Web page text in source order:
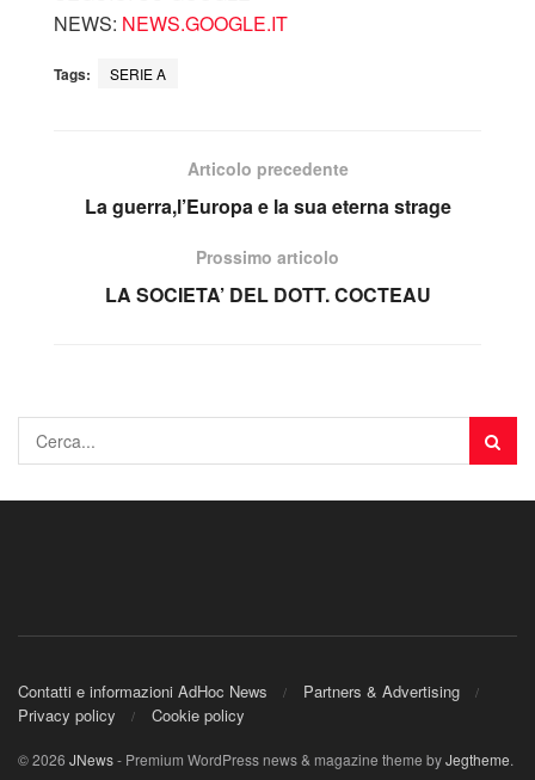
NEWS: NEWS.GOOGLE.IT
Tags: SERIE A
Articolo precedente
La guerra,l’Europa e la sua eterna strage
Prossimo articolo
LA SOCIETA’ DEL DOTT. COCTEAU
Contatti e informazioni AdHoc News
Partners & Advertising
Privacy policy
Cookie policy
© 2026 JNews- Premium WordPress news & magazine theme byJegtheme.